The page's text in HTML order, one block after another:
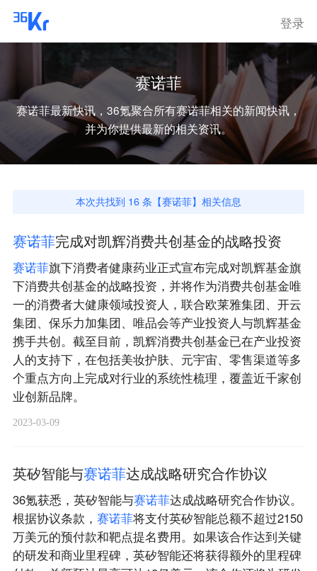
登录
赛诺菲
赛诺菲最新快讯，36氪聚合所有赛诺菲相关的新闻快讯，
并为你提供最新的相关资讯。
本次共找到 16 条【赛诺菲】相关信息
赛诺菲完成对凯辉消费共创基金的战略投资
赛诺菲旗下消费者健康药业正式宣布完成对凯辉基金旗
下消费共创基金的战略投资，并将作为消费共创基金唯
一的消费者大健康领域投资人，联合欧莱雅集团、开云
集团、保乐力加集团、唯品会等产业投资人与凯辉基金
携手共创。截至目前，凯辉消费共创基金已在产业投资
人的支持下，在包括美妆护肤、元宇宙、零售渠道等多
个重点方向上完成对行业的系统性梳理，覆盖近千家创
业创新品牌。
2023-03-09
英矽智能与赛诺菲达成战略研究合作协议
36氪获悉，英矽智能与赛诺菲达成战略研究合作协议。
根据协议条款， 赛诺菲将支付英矽智能总额不超过2150
万美元的预付款和靶点提名费用。如果该合作达到关键
的研发和商业里程碑，英矽智能还将获得额外的里程碑